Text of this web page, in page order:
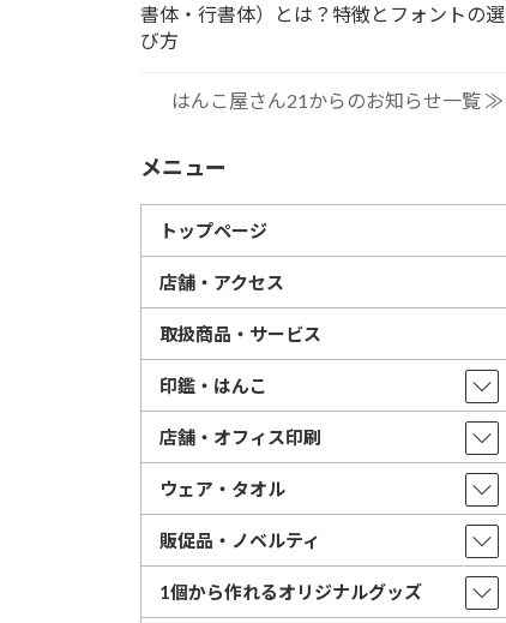
書体・行書体）とは？特徴とフォントの選
び方
はんこ屋さん21からのお知らせ一覧 ≫
メニュー
トップページ
店舗・アクセス
取扱商品・サービス
印鑑・はんこ
店舗・オフィス印刷
ウェア・タオル
販促品・ノベルティ
1個から作れるオリジナルグッズ